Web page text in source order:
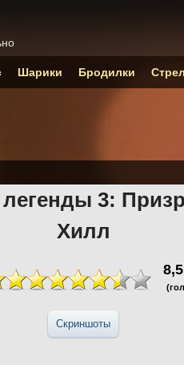
3:
Хилл
8,5
Скриншоты
Шарики Бродилки